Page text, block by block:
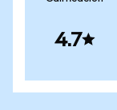
4.7